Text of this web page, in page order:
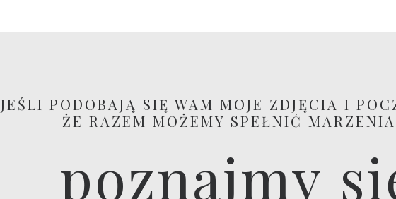
JEŚLI PODOBAJĄ SIĘ WAM MOJE ZDJĘCIA I
ŻE RAZEM MOŻEMY SPEŁNIĆ
poznajmy